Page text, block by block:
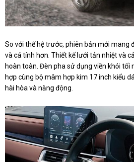
So với thế hệ trước, phiên bản mới mang
và cá tính hơn. Thiết kế lưới tản nhiệt và
hoàn toàn. Đèn pha sử dụng viền khói tối
hợp cùng bộ mâm hợp kim 17 inch kiểu
hài hòa và năng động.